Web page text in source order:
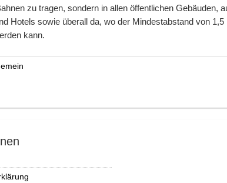
zu tragen, sondern in allen öffentlichen Gebäuden,
Hotels sowie überall da, wo der Mindestabstand von 1,5
kann.